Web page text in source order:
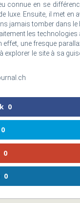
connue en se
luxe. Ensuite, il met en
jamais tomber dans le
les technologies
effet, une fresque
explorer le site à sa
0
0
0
0